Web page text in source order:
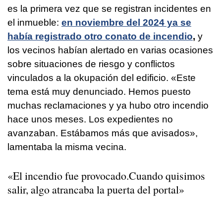
es la primera vez que se registran incidentes en
el inmueble: en noviembre del 2024 ya se
había registrado otro conato de incendio, y
los vecinos habían alertado en varias ocasiones
sobre situaciones de riesgo y conflictos
vinculados a la okupación del edificio. «Este
tema está muy denunciado. Hemos puesto
muchas reclamaciones y ya hubo otro incendio
hace unos meses. Los expedientes no
avanzaban. Estábamos más que avisados»,
lamentaba la misma vecina.
«El incendio fue provocado.Cuando quisimos
salir, algo atrancaba la puerta del portal»